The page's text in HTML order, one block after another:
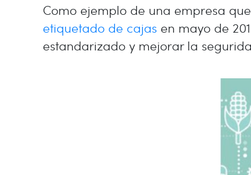
Como ejemplo de una empresa
etiquetado de cajas en mayo de
estandarizado y mejorar la